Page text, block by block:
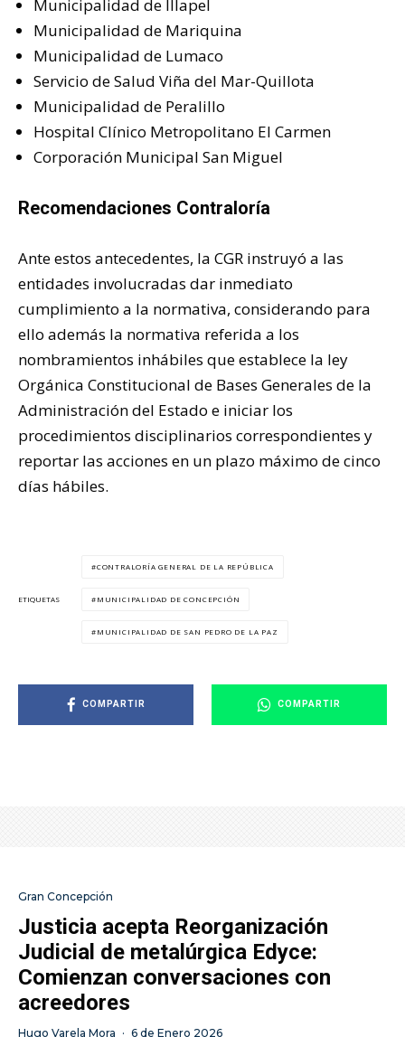
Municipalidad de Illapel
Municipalidad de Mariquina
Municipalidad de Lumaco
Servicio de Salud Viña del Mar-Quillota
Municipalidad de Peralillo
Hospital Clínico Metropolitano El Carmen
Corporación Municipal San Miguel
Recomendaciones Contraloría
Ante estos antecedentes, la CGR instruyó a las
entidades involucradas dar inmediato
cumplimiento a la normativa, considerando para
ello además la normativa referida a los
nombramientos inhábiles que establece la ley
Orgánica Constitucional de Bases Generales de la
Administración del Estado e iniciar los
procedimientos disciplinarios correspondientes y
reportar las acciones en un plazo máximo de cinco
días hábiles.
ETIQUETAS
CONTRALORÍA GENERAL DE LA REPÚBLICA
MUNICIPALIDAD DE CONCEPCIÓN
MUNICIPALIDAD DE SAN PEDRO DE LA PAZ
COMPARTIR COMPARTIR
Gran Concepción
Justicia acepta Reorganización
Judicial de metalúrgica Edyce:
Comienzan conversaciones con
acreedores
Hugo Varela Mora · 6 de Enero 2026